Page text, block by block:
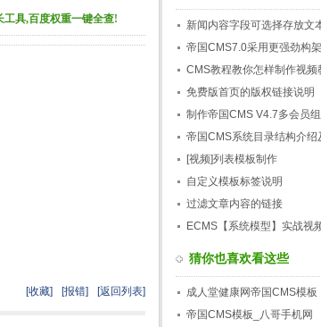
工具,百度权重一键全查!
[收藏] [报错] [返回列表]
新闻内容字段可选择存放文
帝国CMS7.0采用更强劲构
30％
CMS教程教你怎样制作视频
免费版首页的版权链接说明
制作帝国CMS V4.7多会员
帝国CMS系统目录结构介绍
[视频]列表模板制作
自定义模板标签说明
过滤文章内容的链接
ECMS【系统模型】实战视
猜你也喜欢看这些
成人堂健康网帝国CMS模板
帝国CMS模板_八哥手机网